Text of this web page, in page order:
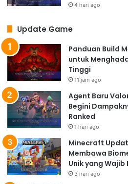
4 hari ago
Update Game
Panduan Build
untuk
Tinggi
11 jam ago
Agent Baru
Begini
Ranked
1 hari ago
Minecraft
Membawa
Unik yang Wajib
3 hari ago